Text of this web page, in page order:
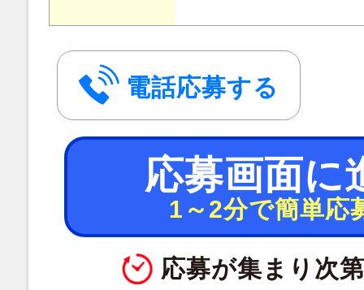
電話応募する
応募画面に
1～2分で簡単応
応募が集まり次